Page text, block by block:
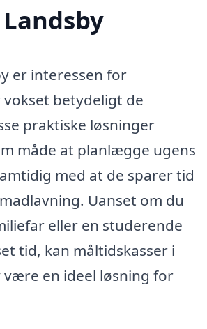
er interessen for
vokset betydeligt de
praktiske løsninger
måde at planlægge ugens
med at de sparer tid
Uanset om du
eller en studerende
tid, kan måltidskasser i
være en ideel løsning for